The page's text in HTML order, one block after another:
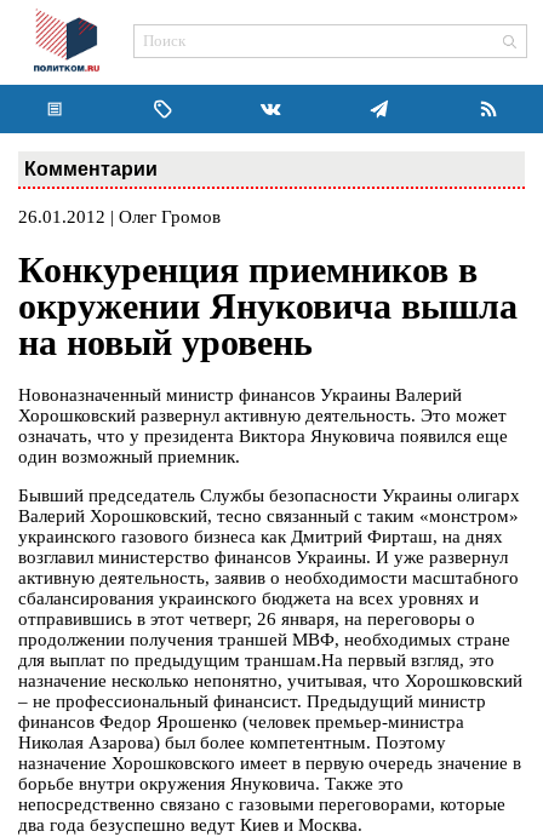
Комментарии
26.01.2012 | Олег Громов
Конкуренция приемников в
окружении Януковича вышла
на новый уровень
Новоназначенный министр финансов Украины Валерий
Хорошковский развернул активную деятельность. Это может
означать, что у президента Виктора Януковича появился еще
один возможный приемник.
Бывший председатель Службы безопасности Украины олигарх
Валерий Хорошковский, тесно связанный с таким «монстром»
украинского газового бизнеса как Дмитрий Фирташ, на днях
возглавил министерство финансов Украины. И уже развернул
активную деятельность, заявив о необходимости масштабного
сбалансирования украинского бюджета на всех уровнях и
отправившись в этот четверг, 26 января, на переговоры о
продолжении получения траншей МВФ, необходимых стране
для выплат по предыдущим траншам.На первый взгляд, это
назначение несколько непонятно, учитывая, что Хорошковский
– не профессиональный финансист. Предыдущий министр
финансов Федор Ярошенко (человек премьер-министра
Николая Азарова) был более компетентным. Поэтому
назначение Хорошковского имеет в первую очередь значение в
борьбе внутри окружения Януковича. Также это
непосредственно связано с газовыми переговорами, которые
два года безуспешно ведут Киев и Москва.